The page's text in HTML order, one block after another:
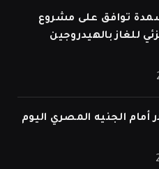
توافق على مشروع
للغاز بالهيدروجين
أمام الجنيه المصري اليوم